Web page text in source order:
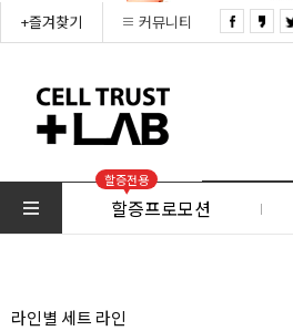
+즐겨찾기 커뮤니티
할증전용
할증프로모션
라인별 세트 라인